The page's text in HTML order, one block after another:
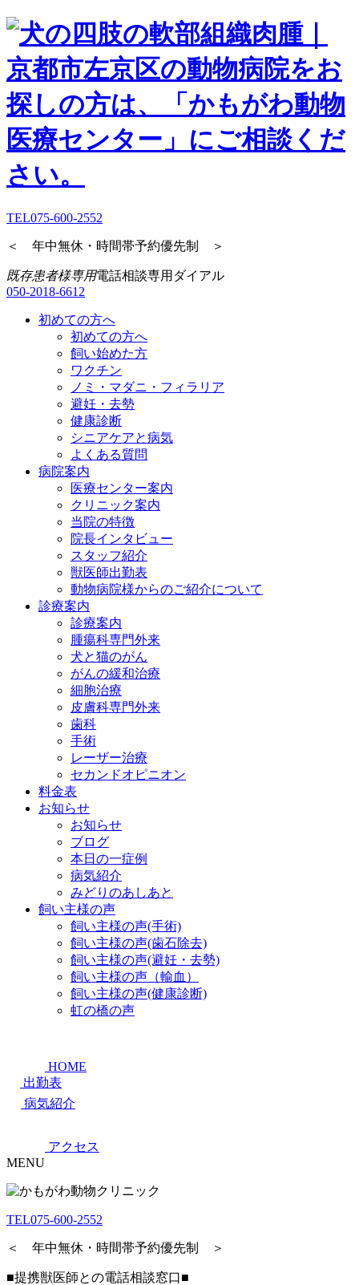
TEL075-600-2552
＜ 年中無休・時間帯予約優先制 ＞
既存患者様専用電話相談専用ダイアル
050-2018-6612
初めての方へ
初めての方へ
飼い始めた方
ワクチン
ノミ・マダニ・フィラリア
避妊・去勢
健康診断
シニアケアと病気
よくある質問
病院案内
医療センター案内
クリニック案内
当院の特徴
院長インタビュー
スタッフ紹介
獣医師出勤表
動物病院様からのご紹介について
診療案内
診療案内
腫瘍科専門外来
犬と猫のがん
がんの緩和治療
細胞治療
皮膚科専門外来
歯科
手術
レーザー治療
セカンドオピニオン
料金表
お知らせ
お知らせ
ブログ
本日の一症例
病気紹介
みどりのあしあと
飼い主様の声
飼い主様の声(手術)
飼い主様の声(歯石除去)
飼い主様の声(避妊・去勢)
飼い主様の声（輸血）
飼い主様の声(健康診断)
虹の橋の声
HOME
出勤表
病気紹介
アクセス
MENU
TEL075-600-2552
＜ 年中無休・時間帯予約優先制 ＞
■提携獣医師との電話相談窓口■